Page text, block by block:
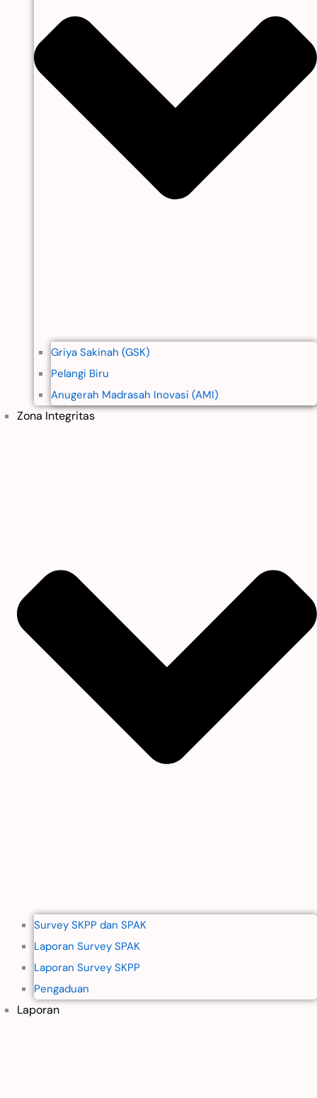
Griya Sakinah (GSK)
Pelangi Biru
Anugerah Madrasah Inovasi (AMI)
Zona Integritas
Survey SKPP dan SPAK
Laporan Survey SPAK
Laporan Survey SKPP
Pengaduan
Laporan